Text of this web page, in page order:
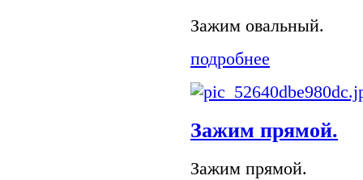
Зажим овальный.
подробнее
Зажим прямой.
Зажим прямой.